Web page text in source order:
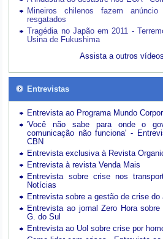
Mineiros chilenos fazem
resgatados
Tragédia no Japão em 2011 -
Usina de Fukushima
Assista a outros
Entrevistas
Entrevista ao Programa Mundo
'Você não sabe para onde o
comunicação não funciona' -
CBN
Entrevista exclusiva à Revista
Entrevista à revista Venda Mais
Entrevista sobre crise nos
Notícias
Entrevista sobre a gestão de crise do
Entrevista ao jornal Zero Hora
G. do Sul
Entrevista ao Uol sobre crise por